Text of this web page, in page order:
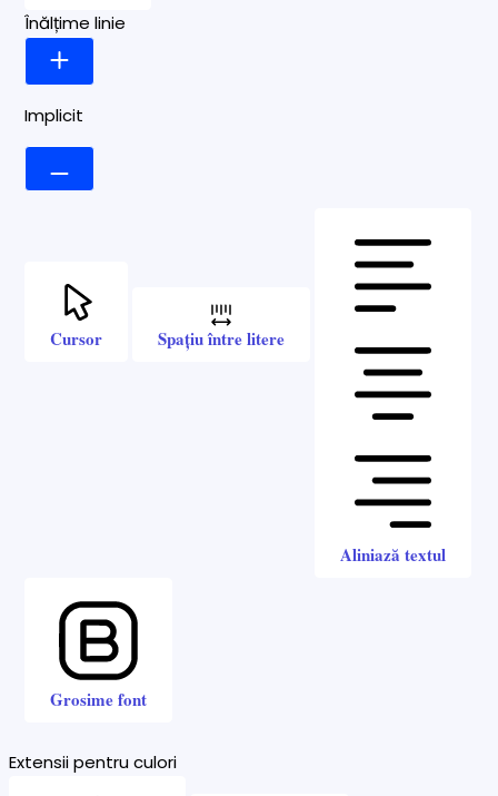
Înălțime linie
Implicit
Cursor Spațiu între litere
Aliniază textul
Grosime font
Extensii pentru culori